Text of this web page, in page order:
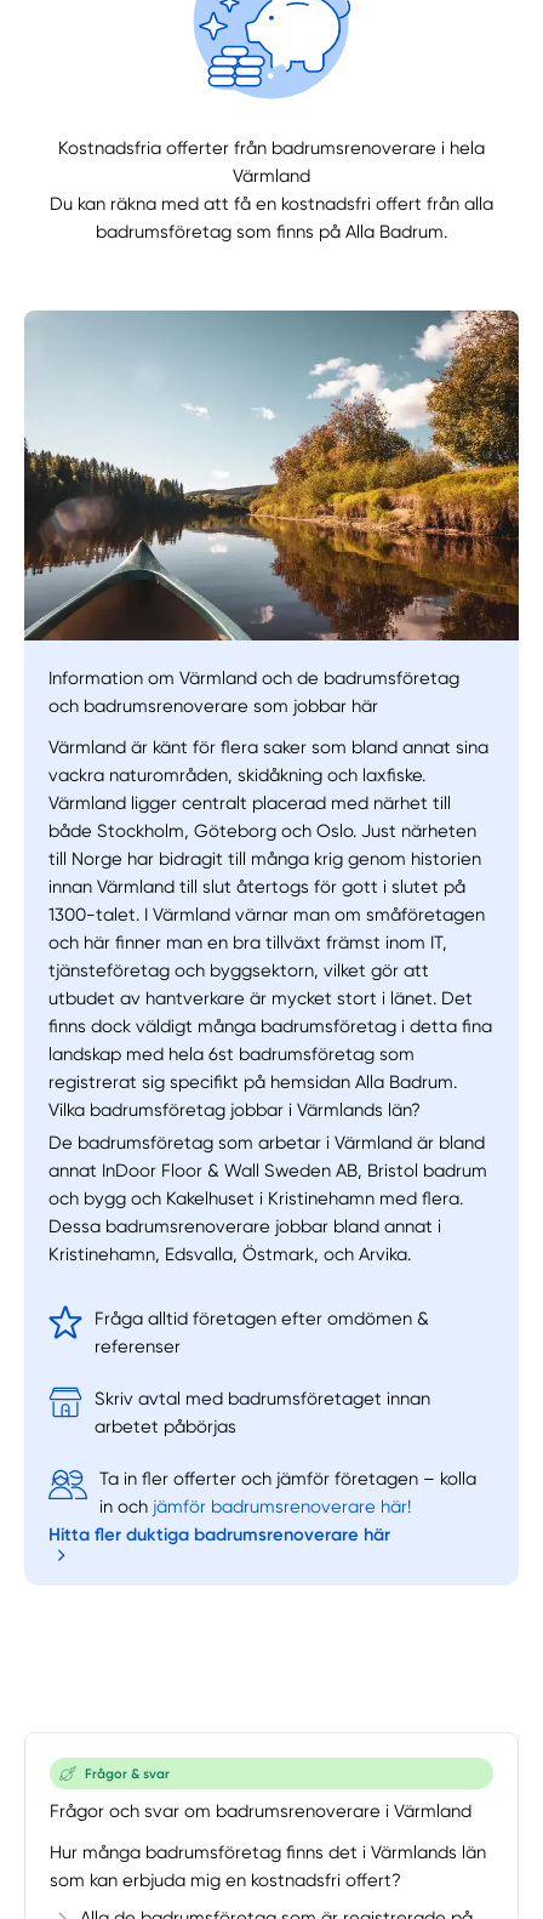
Kostnadsfria offerter från badrumsrenoverare i hela
Värmland
Du kan räkna med att få en kostnadsfri offert från alla
badrumsföretag som finns på Alla Badrum.
Information om Värmland och de badrumsföretag
och badrumsrenoverare som jobbar här
Värmland är känt för flera saker som bland annat sina
vackra naturområden, skidåkning och laxfiske.
Värmland ligger centralt placerad med närhet till
både Stockholm, Göteborg och Oslo. Just närheten
till Norge har bidragit till många krig genom historien
innan Värmland till slut återtogs för gott i slutet på
1300-talet. I Värmland värnar man om småföretagen
och här finner man en bra tillväxt främst inom IT,
tjänsteföretag och byggsektorn, vilket gör att
utbudet av hantverkare är mycket stort i länet. Det
finns dock väldigt många badrumsföretag i detta fina
landskap med hela 6st badrumsföretag som
registrerat sig specifikt på hemsidan Alla Badrum.
Vilka badrumsföretag jobbar i Värmlands län?
De badrumsföretag som arbetar i Värmland är bland
annat InDoor Floor & Wall Sweden AB, Bristol badrum
och bygg och Kakelhuset i Kristinehamn med flera.
Dessa badrumsrenoverare jobbar bland annat i
Kristinehamn, Edsvalla, Östmark, och Arvika.
Fråga alltid företagen efter omdömen &
referenser
Skriv avtal med badrumsföretaget innan
arbetet påbörjas
Ta in fler offerter och jämför företagen – kolla
in och jämför badrumsrenoverare här!
Hitta fler duktiga badrumsrenoverare här
Frågor & svar
Frågor och svar om badrumsrenoverare i Värmland
Hur många badrumsföretag finns det i Värmlands län
som kan erbjuda mig en kostnadsfri offert?